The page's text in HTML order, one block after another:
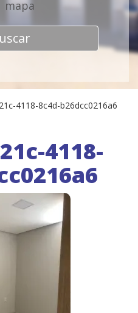
mapa
4118-8c4d-b26dcc0216a6
4118-